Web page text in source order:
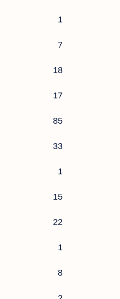
1
7
18
17
85
33
1
15
22
1
8